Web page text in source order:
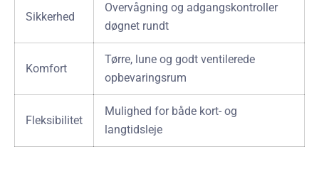
Sikkerhed
Overvågning og adgangskontroller
døgnet rundt
Komfort
Tørre, lune og godt ventilerede
opbevaringsrum
Fleksibilitet
Mulighed for både kort- og
langtidsleje